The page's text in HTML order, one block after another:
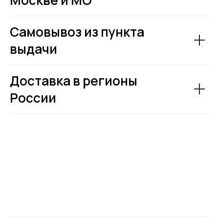
Самовывоз из пункта
выдачи
Доставка в регионы
России